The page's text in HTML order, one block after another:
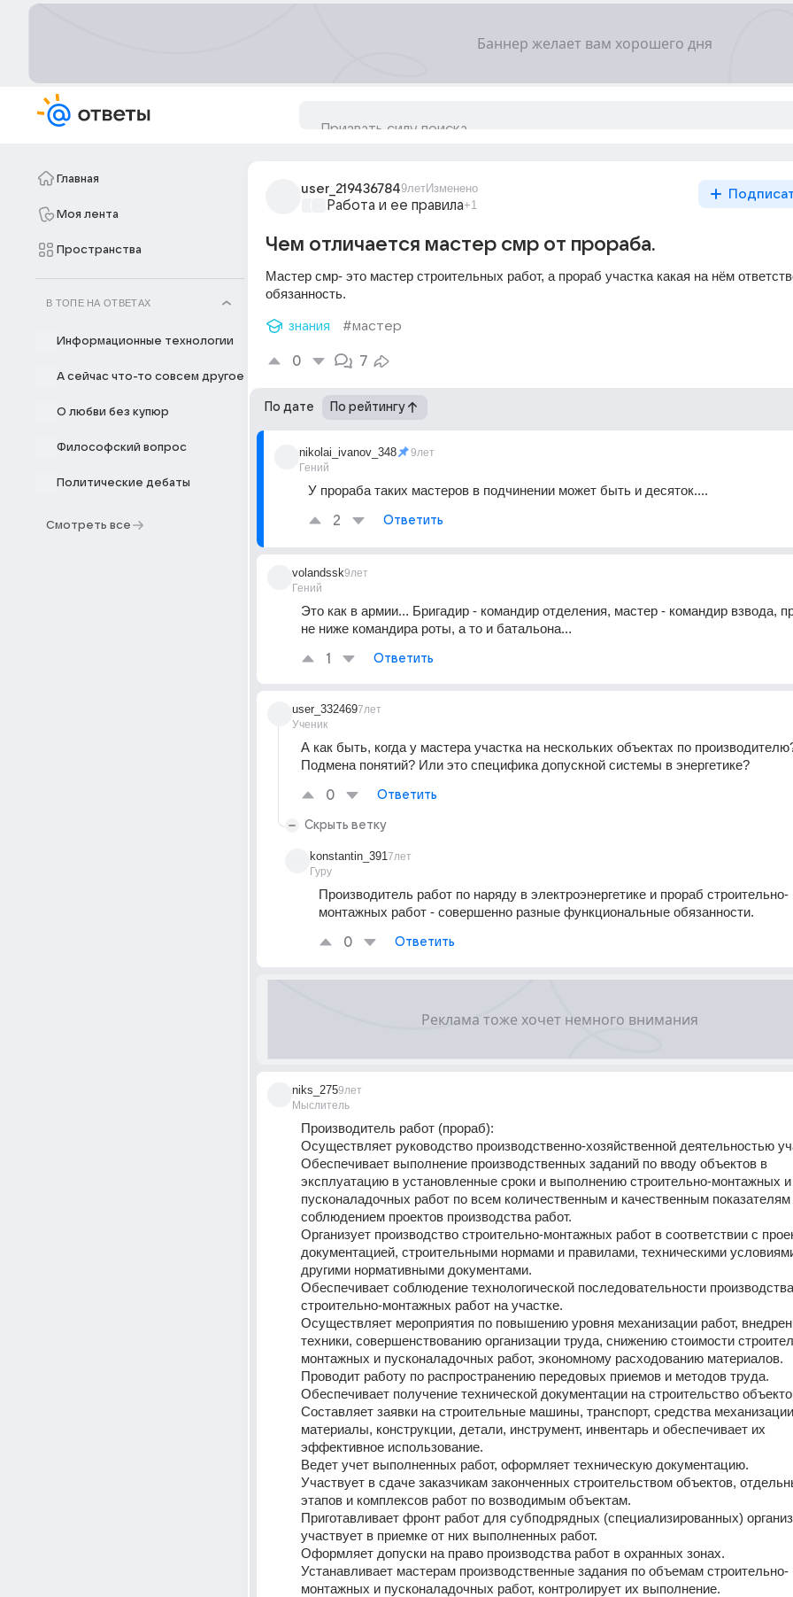
Главная
Моя лента
Пространства
В ТОПЕ НА ОТВЕТАХ
Информационные технологии
А сейчас что-то совсем другое
О любви без купюр
Философский вопрос
Политические дебаты
Смотреть все
user_2194367849летИзменено
Работа и ее правила+1
Чем отличается мастер смр от прораба.
Мастер смр- это мастер строительных работ, а прораб участка какая на нём
обязанность.
знания #мастер
0 7
По дате По рейтингу
nikolai_ivanov_348
Гений
9лет
У прораба таких мастеров в подчинении может быть и десяток....
2 Ответить
volandssk
Гений
9лет
Это как в армии... Бригадир - командир отделения, мастер - командир взвода,
не ниже командира роты, а то и батальона...
1 Ответить
user_332469
Ученик
7лет
А как быть, когда у мастера участка на нескольких объектах по
Подмена понятий? Или это специфика допускной системы в энергетике?
0 Ответить
Скрыть ветку
konstantin_391
Гуру
7лет
Производитель работ по наряду в электроэнергетике и прораб строительно-
монтажных работ - совершенно разные функциональные обязанности.
0 Ответить
niks_275
Мыслитель
9лет
Производитель работ (прораб):
Осуществляет руководство производственно-хозяйственной деятельностью
Обеспечивает выполнение производственных заданий по вводу объектов в
эксплуатацию в установленные сроки и выполнению строительно-монтажных и
пусконаладочных работ по всем количественным и качественным показателям
соблюдением проектов производства работ.
Организует производство строительно-монтажных работ в соответствии с
документацией, строительными нормами и правилами, техническими
другими нормативными документами.
Обеспечивает соблюдение технологической последовательности производства
строительно-монтажных работ на участке.
Осуществляет мероприятия по повышению уровня механизации работ,
техники, совершенствованию организации труда, снижению стоимости
монтажных и пусконаладочных работ, экономному расходованию материалов.
Проводит работу по распространению передовых приемов и методов труда.
Обеспечивает получение технической документации на строительство
Составляет заявки на строительные машины, транспорт, средства
материалы, конструкции, детали, инструмент, инвентарь и обеспечивает их
эффективное использование.
Ведет учет выполненных работ, оформляет техническую документацию.
Участвует в сдаче заказчикам законченных строительством объектов,
этапов и комплексов работ по возводимым объектам.
Приготавливает фронт работ для субподрядных (специализированных)
участвует в приемке от них выполненных работ.
Оформляет допуски на право производства работ в охранных зонах.
Устанавливает мастерам производственные задания по объемам строительно-
монтажных и пусконаладочных работ, контролирует их выполнение.